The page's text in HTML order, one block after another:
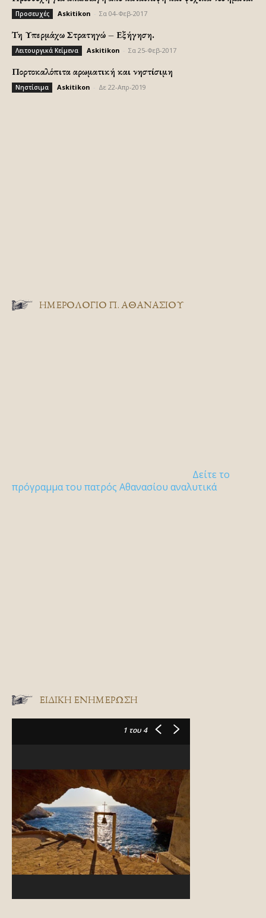
Προσευχές Askitikon Σα 04-Φεβ-2017
Τη Υπερμάχω Στρατηγώ – Εξήγηση.
Λειτουργικά Κείμενα Askitikon Σα 25-Φεβ-2017
Πορτοκαλόπιτα αρωματική και νηστίσιμη
Νηστίσιμα Askitikon Δε 22-Απρ-2019
ΗΜΕΡΟΛΟΓΙΟ Π. ΑΘΑΝΑΣΙΟΥ
Δείτε το
πρόγραμμα του πατρός Αθανασίου αναλυτικά
ΕΙΔΙΚΉ ΕΝΗΜΈΡΩΣΗ
1 του 4